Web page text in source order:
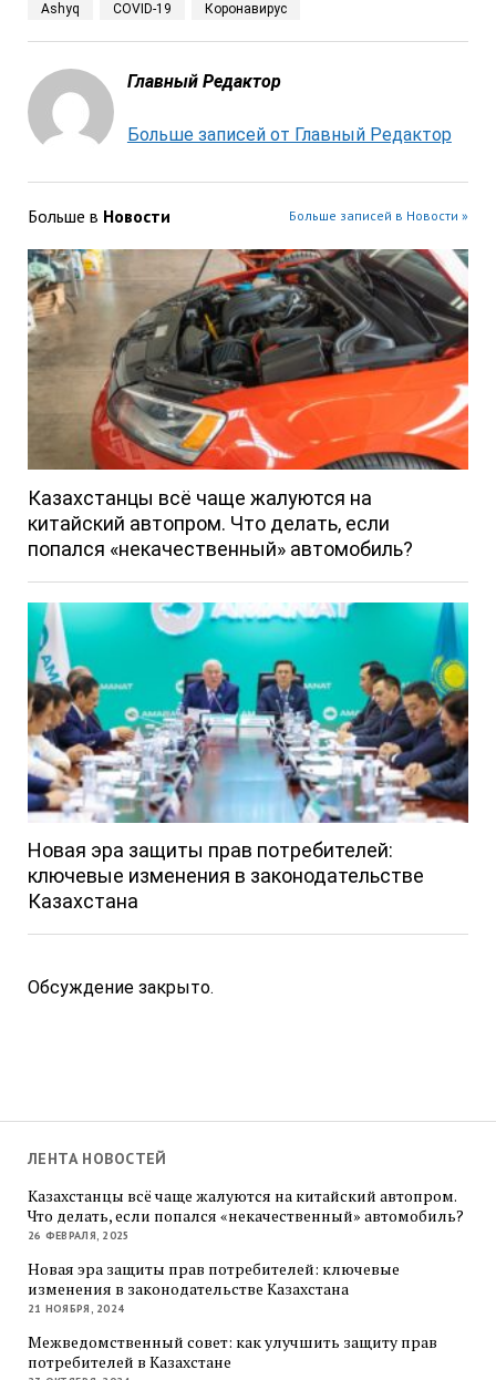
Ashyq COVID-19 Коронавирус
Главный Редактор
Больше записей от Главный Редактор
Больше в Новости Больше записей в Новости »
Казахстанцы всё чаще жалуются на
китайский автопром. Что делать, если
попался «некачественный» автомобиль?
Новая эра защиты прав потребителей:
ключевые изменения в законодательстве
Казахстана
Обсуждение закрыто.
ЛЕНТА НОВОСТЕЙ
Казахстанцы всё чаще жалуются на китайский автопром.
Что делать, если попался «некачественный» автомобиль?
26 ФЕВРАЛЯ, 2025
Новая эра защиты прав потребителей: ключевые
изменения в законодательстве Казахстана
21 НОЯБРЯ, 2024
Межведомственный совет: как улучшить защиту прав
потребителей в Казахстане